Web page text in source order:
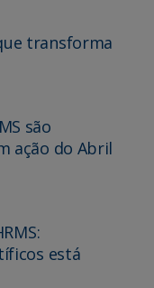
transforma
são
ação do Abril
está